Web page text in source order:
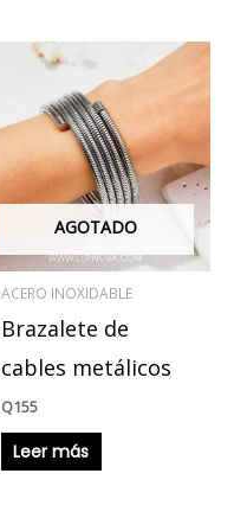
AGOTADO
ACERO INOXIDABLE
Brazalete de
cables metálicos
Q155
Leer más